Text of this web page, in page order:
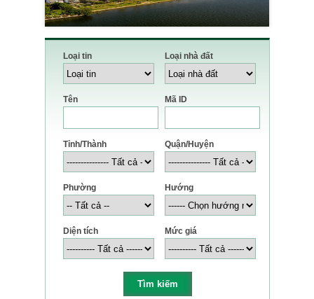
Loại tin Loại nhà đất
Tên Mã ID
Tỉnh/Thành Quận/Huyện
Phường Hướng
Diện tích Mức giá